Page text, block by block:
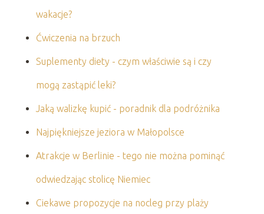
wakacje?
Ćwiczenia na brzuch
Suplementy diety - czym właściwie są i czy
mogą zastąpić leki?
Jaką walizkę kupić - poradnik dla podróżnika
Najpiękniejsze jeziora w Małopolsce
Atrakcje w Berlinie - tego nie można pominąć
odwiedzając stolicę Niemiec
Ciekawe propozycje na nocleg przy plaży